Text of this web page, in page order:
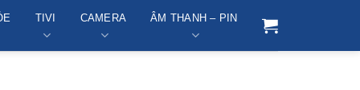
TIVI CAMERA ÂM THANH – PIN